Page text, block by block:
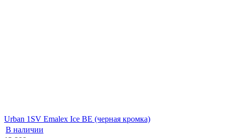
Urban 1SV Emalex Ice BE (черная кромка)
В наличии